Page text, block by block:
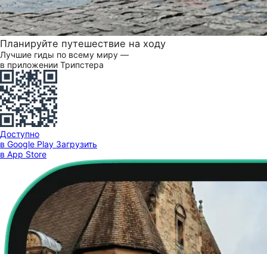
Планируйте путешествие на ходу
Лучшие гиды по всему миру —
в приложении Трипстера
Доступно
в Google Play Загрузить
в App Store